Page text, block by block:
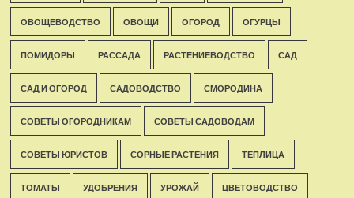
ОВОЩЕВОДСТВО ОВОЩИ ОГОРОД ОГУРЦЫ
ПОМИДОРЫ РАССАДА РАСТЕНИЕВОДСТВО САД
САД И ОГОРОД САДОВОДСТВО СМОРОДИНА
СОВЕТЫ ОГОРОДНИКАМ СОВЕТЫ САДОВОДАМ
СОВЕТЫ ЮРИСТОВ СОРНЫЕ РАСТЕНИЯ ТЕПЛИЦА
ТОМАТЫ УДОБРЕНИЯ УРОЖАЙ ЦВЕТОВОДСТВО